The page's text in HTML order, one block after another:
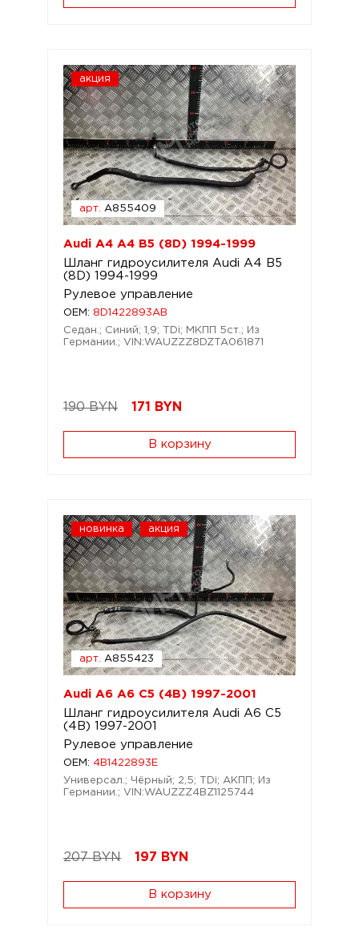
акция
арт. A855409
Audi A4 A4 B5 (8D) 1994-1999
Шланг гидроусилителя Audi A4 B5
(8D) 1994-1999
Рулевое управление
OEM: 8D1422893AB
Седан.; Синий; 1,9; TDi; МКПП 5ст.; Из
Германии.; VIN:WAUZZZ8DZTA061871
190 BYN 171 BYN
В корзину
новинка акция
арт. A855423
Audi A6 A6 C5 (4B) 1997-2001
Шланг гидроусилителя Audi A6 C5
(4B) 1997-2001
Рулевое управление
OEM: 4B1422893E
Универсал.; Чёрный; 2,5; TDi; АКПП; Из
Германии.; VIN:WAUZZZ4BZ1125744
207 BYN 197 BYN
В корзину